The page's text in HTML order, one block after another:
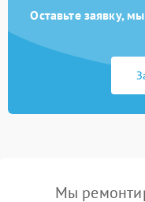
Оставьте заявку,
Мы